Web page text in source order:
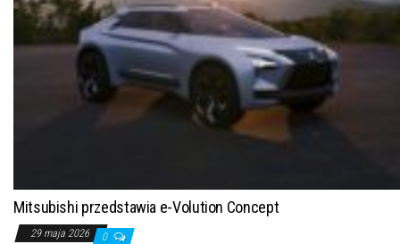
Mitsubishi przedstawia e-Volution Concept
29 maja 2026 0